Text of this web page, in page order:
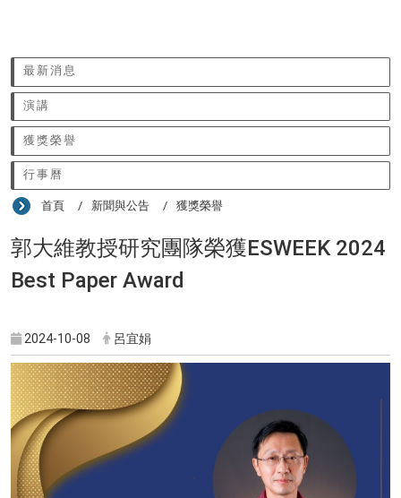
最新消息
演講
獲獎榮譽
行事曆
首頁 新聞與公告 獲獎榮譽
郭大維教授研究團隊榮獲ESWEEK 2024
Best Paper Award
2024-10-08 呂宜娟